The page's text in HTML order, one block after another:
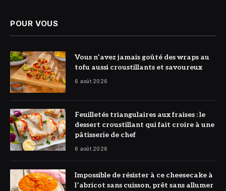
POUR VOUS
© DR
Vous n’avez jamais goûté des wraps au
tofu aussi croustillants et savoureux
6 août 2026
© DR
Feuilletés triangulaires aux fraises : le
dessert croustillant qui fait croire à une
pâtisserie de chef
6 août 2026
© DR
Impossible de résister à ce cheesecake à
l’abricot sans cuisson, prêt sans allumer